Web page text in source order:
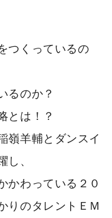
つくっているの
るのか？
とは！？
嶺羊輔とダンスイ
、
かわっている２０
りのタレントＥＭ